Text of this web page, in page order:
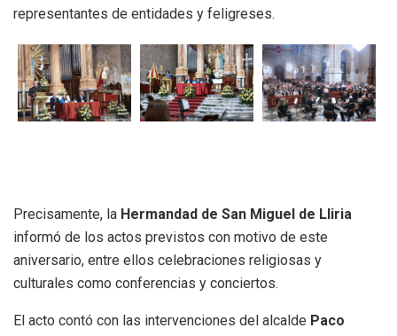
representantes de entidades y feligreses.
Precisamente, la Hermandad de San Miguel de Lliria
informó de los actos previstos con motivo de este
aniversario, entre ellos celebraciones religiosas y
culturales como conferencias y conciertos.
El acto contó con las intervenciones del alcalde Paco